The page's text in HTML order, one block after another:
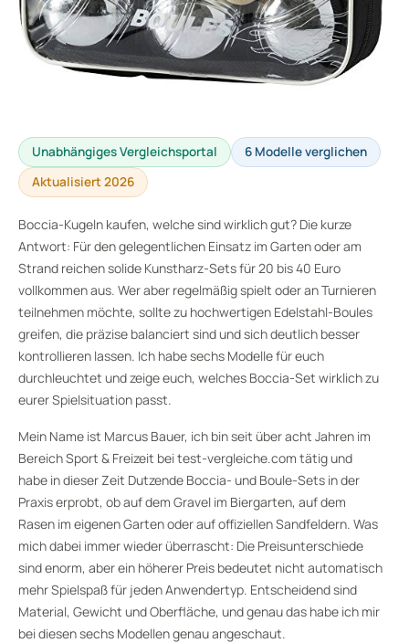
Unabhängiges Vergleichsportal
6 Modelle verglichen
Aktualisiert 2026
Boccia-Kugeln kaufen, welche sind wirklich gut? Die kurze
Antwort: Für den gelegentlichen Einsatz im Garten oder am
Strand reichen solide Kunstharz-Sets für 20 bis 40 Euro
vollkommen aus. Wer aber regelmäßig spielt oder an Turnieren
teilnehmen möchte, sollte zu hochwertigen Edelstahl-Boules
greifen, die präzise balanciert sind und sich deutlich besser
kontrollieren lassen. Ich habe sechs Modelle für euch
durchleuchtet und zeige euch, welches Boccia-Set wirklich zu
eurer Spielsituation passt.
Mein Name ist Marcus Bauer, ich bin seit über acht Jahren im
Bereich Sport & Freizeit bei test-vergleiche.com tätig und
habe in dieser Zeit Dutzende Boccia- und Boule-Sets in der
Praxis erprobt, ob auf dem Gravel im Biergarten, auf dem
Rasen im eigenen Garten oder auf offiziellen Sandfeldern. Was
mich dabei immer wieder überrascht: Die Preisunterschiede
sind enorm, aber ein höherer Preis bedeutet nicht automatisch
mehr Spielspaß für jeden Anwendertyp. Entscheidend sind
Material, Gewicht und Oberfläche, und genau das habe ich mir
bei diesen sechs Modellen genau angeschaut.